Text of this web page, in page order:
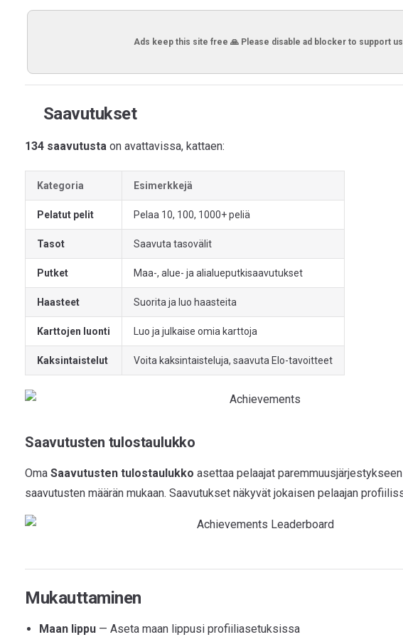
Ads keep this site free 🙏 Please disable ad blocker to support
Saavutukset
134 saavutusta on avattavissa, kattaen:
Kategoria Esimerkkejä
Pelatut pelit Pelaa 10, 100, 1000+ peliä
Tasot Saavuta tasovälit
Putket Maa-, alue- ja alialueputkisaavutukset
Haasteet Suorita ja luo haasteita
Karttojen luonti Luo ja julkaise omia karttoja
Kaksintaistelut Voita kaksintaisteluja, saavuta Elo-tavoitteet
Saavutusten tulostaulukko
Oma Saavutusten tulostaulukko asettaa pelaajat
saavutusten määrän mukaan. Saavutukset näkyvät jokaisen pelaajan
Mukauttaminen
Maan lippu — Aseta maan lippusi profiiliasetuksissa